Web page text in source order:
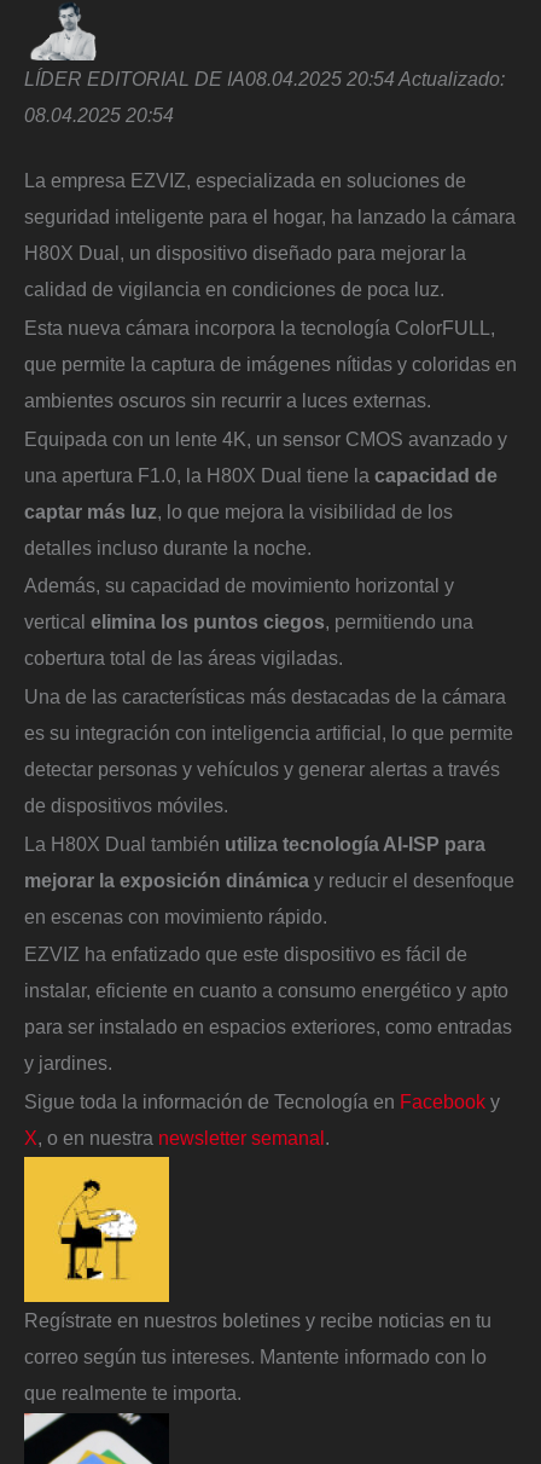
LÍDER EDITORIAL DE IA08.04.2025 20:54 Actualizado:
08.04.2025 20:54
La empresa EZVIZ, especializada en soluciones de
seguridad inteligente para el hogar, ha lanzado la cámara
H80X Dual, un dispositivo diseñado para mejorar la
calidad de vigilancia en condiciones de poca luz.
Esta nueva cámara incorpora la tecnología ColorFULL,
que permite la captura de imágenes nítidas y coloridas en
ambientes oscuros sin recurrir a luces externas.
Equipada con un lente 4K, un sensor CMOS avanzado y
una apertura F1.0, la H80X Dual tiene la capacidad de
captar más luz, lo que mejora la visibilidad de los
detalles incluso durante la noche.
Además, su capacidad de movimiento horizontal y
vertical elimina los puntos ciegos, permitiendo una
cobertura total de las áreas vigiladas.
Una de las características más destacadas de la cámara
es su integración con inteligencia artificial, lo que permite
detectar personas y vehículos y generar alertas a través
de dispositivos móviles.
La H80X Dual también utiliza tecnología AI-ISP para
mejorar la exposición dinámica y reducir el desenfoque
en escenas con movimiento rápido.
EZVIZ ha enfatizado que este dispositivo es fácil de
instalar, eficiente en cuanto a consumo energético y apto
para ser instalado en espacios exteriores, como entradas
y jardines.
Sigue toda la información de Tecnología en Facebook y
X, o en nuestra newsletter semanal.
Regístrate en nuestros boletines y recibe noticias en tu
correo según tus intereses. Mantente informado con lo
que realmente te importa.